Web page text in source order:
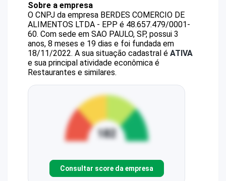
Sobre a empresa
O CNPJ da empresa BERDES COMERCIO DE
ALIMENTOS LTDA - EPP é 48.657.479/0001-
60. Com sede em SAO PAULO, SP, possui 3
anos, 8 meses e 19 dias e foi fundada em
18/11/2022. A sua situação cadastral é ATIVA
e sua principal atividade econômica é
Restaurantes e similares.
Consultar score da empresa